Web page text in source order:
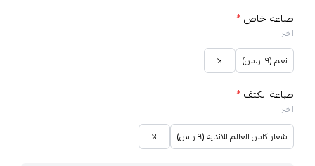
طباعه خاص*
اختر
نعم (١٩ ر.س) لا
طباعة الكتف*
اختر
شعار كاس العالم للانديه (٩ ر.س) لا